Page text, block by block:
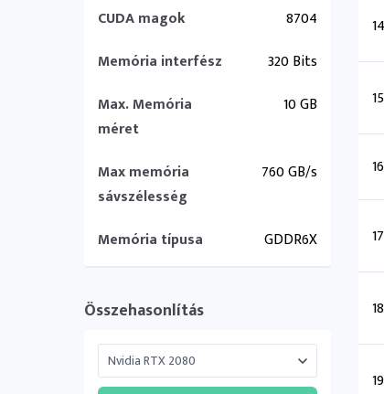
CUDA magok
8704
Memória interfész
320 Bits
Max. Memória
méret
10 GB
Max memória
sávszélesség
760 GB/s
Memória típusa GDDR6X
Összehasonlítás
14
15
16
17
18
19